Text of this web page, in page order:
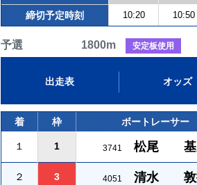
締切予定時刻 10:20 10:50
予選 1800m 安定板使用
出走表 オッズ
着 枠 ボートレーサー
１ 1 3741 松尾 基
２ 3 4051 清水 敦